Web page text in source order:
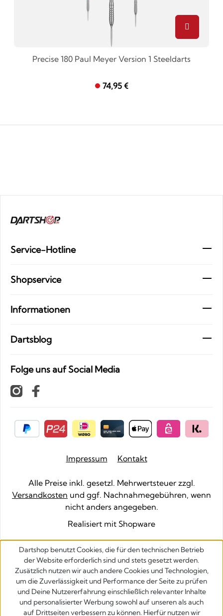
Precise 180 Paul Meyer Version 1 Steeldarts
74,95 €
Service-Hotline
Shopservice
Informationen
Dartsblog
Folge uns auf Social Media
Impressum Kontakt
Alle Preise inkl. gesetzl. Mehrwertsteuer zzgl.
Versandkosten und ggf. Nachnahmegebühren, wenn
nicht anders angegeben.
Realisiert mit Shopware
Dartshop benutzt Cookies, die für den technischen Betrieb
der Website erforderlich sind und stets gesetzt werden.
Zusätzlich nutzen wir auch andere Cookies und Technologien,
um die Zuverlässigkeit und Performance der Seite zu prüfen
und Deine Nutzererfahrung einschließlich relevanter Inhalte
und personalisierter Werbung sowohl auf unseren als auch
auf Drittseiten verbessern zu können. Hierfür nutzen wir